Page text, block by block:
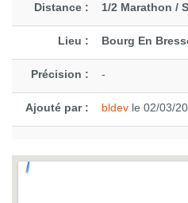
Distance : 1/2 Marathon /
Lieu : Bourg En
Précision : -
Ajouté par : bldev le 02/03/